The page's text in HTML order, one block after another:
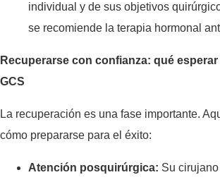
individual y de sus objetivos
se recomiende la terapia hormonal
Recuperarse con confianza: qué
GCS
La recuperación es una fase importante.
cómo prepararse para el éxito:
Atención posquirúrgica: Su